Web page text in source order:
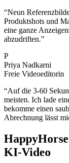
“Neun
Produktshots und
eine ganze
abzudriften.”
P
Priya Nadkarni
Freie Videoeditorin
“Auf die 3-60
meisten. Ich lade
bekomme einen
Abrechnung lässt
KI-Video